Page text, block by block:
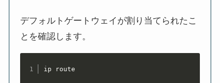
デフォルトゲートウェイが割り当てられたこ
とを確認します。
ip route